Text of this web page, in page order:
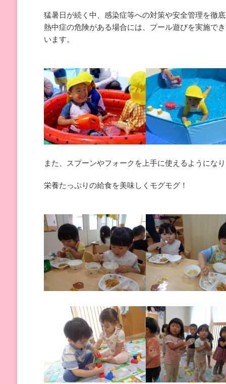
猛暑日が続く中、感染症等への対策や安全管理を徹
熱中症の危険がある場合には、プール遊びを実施で
います。
また、スプーンやフォークを上手に使えるようにな
栄養たっぷりの給食を美味しくモグモグ！